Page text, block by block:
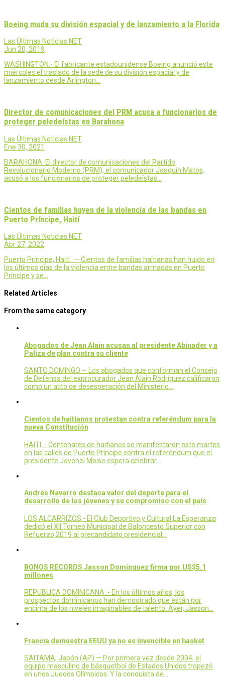
Boeing muda su división espacial y de lanzamiento a la Florida
Las Últimas Noticias NET
Jun 20, 2019
WASHINGTON.- El fabricante estadounidense Boeing anunció este
miércoles el traslado de la sede de su división espacial y de
lanzamiento desde Arlington…
Director de comunicaciones del PRM acusa a funcionarios de
proteger peledeístas en Barahona
Las Últimas Noticias NET
Ene 30, 2021
BARAHONA: El director de comunicaciones del Partido
Revolucionario Moderno (PRM), el comunicador Joaquín Matos,
acusó a los funcionarios de proteger peledeístas…
Cientos de familias huyen de la violencia de las bandas en
Puerto Príncipe, Haití
Las Últimas Noticias NET
Abr 27, 2022
Puerto Príncipe, Haití . -- Cientos de familias haitianas han huido en
los últimos días de la violencia entre bandas armadas en Puerto
Príncipe y se…
Related Articles
From the same category
Abogados de Jean Alain acusan al presidente Abinader y a
Paliza de plan contra su cliente
SANTO DOMINGO -- Los abogados que conforman el Consejo
de Defensa del exprocurador Jean Alain Rodríguez calificaron
como un acto de desesperación del Ministerio…
Cientos de haitianos protestan contra referéndum para la
nueva Constitución
HAITI .- Centenares de haitianos se manifestaron este martes
en las calles de Puerto Príncipe contra el referéndum que el
presidente Jovenel Moise espera celebrar…
Andrés Navarro destaca valor del deporte para el
desarrollo de los jóvenes y su compromiso con el país
LOS ALCARRIZOS.- El Club Deportivo y Cultural La Esperanza
dedicó el XII Torneo Municipal de Baloncesto Superior con
Refuerzo 2019 al precandidato presidencial…
BONOS RECORDS Jasson Domínguez firma por US$5.1
millones
REPUBLICA DOMINICANA .- En los últimos años, los
prospectos dominicanos han demostrado que están por
encima de los niveles imaginables de talento. Ayer, Jasson…
Francia demuestra EEUU ya no es invencible en basket
SAITAMA, Japón (AP) — Por primera vez desde 2004, el
equipo masculino de básquetbol de Estados Unidos tropezó
en unos Juegos Olímpicos. Y la conquista de…